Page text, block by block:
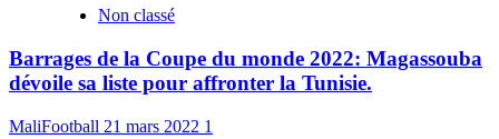
Non classé
Barrages de la Coupe du monde 2022: Magassouba
dévoile sa liste pour affronter la Tunisie.
MaliFootball 21 mars 2022 1